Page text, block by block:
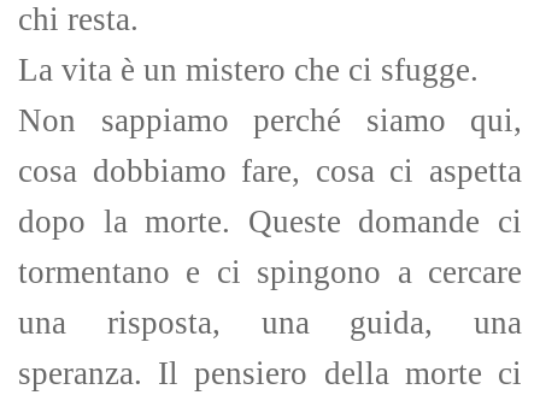
chi resta.
La vita è un mistero che ci sfugge.
Non sappiamo perché siamo qui,
cosa dobbiamo fare, cosa ci aspetta
dopo la morte. Queste domande ci
tormentano e ci spingono a cercare
una risposta, una guida, una
speranza. Il pensiero della morte ci